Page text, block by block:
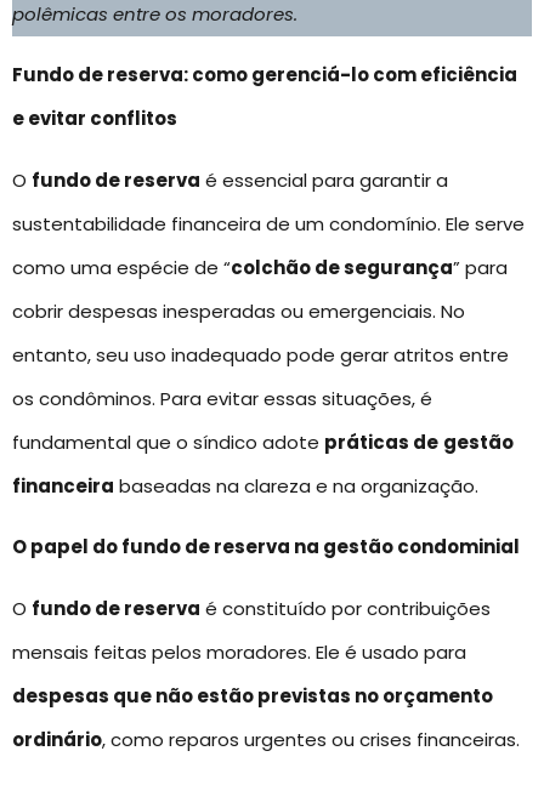
polêmicas entre os moradores.
Fundo de reserva: como gerenciá-lo com eficiência
e evitar conflitos
O fundo de reserva é essencial para garantir a
sustentabilidade financeira de um condomínio. Ele serve
como uma espécie de “colchão de segurança” para
cobrir despesas inesperadas ou emergenciais. No
entanto, seu uso inadequado pode gerar atritos entre
os condôminos. Para evitar essas situações, é
fundamental que o síndico adote práticas de gestão
financeira baseadas na clareza e na organização.
O papel do fundo de reserva na gestão condominial
O fundo de reserva é constituído por contribuições
mensais feitas pelos moradores. Ele é usado para
despesas que não estão previstas no orçamento
ordinário, como reparos urgentes ou crises financeiras.